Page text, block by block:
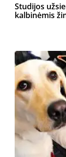
Studijos
kalbinėmis